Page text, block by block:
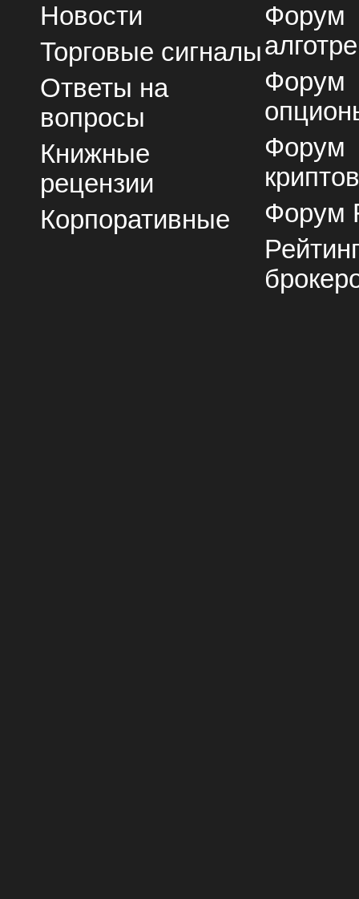
Новости
Торговые сигналы
Ответы на
вопросы
Книжные
рецензии
Корпоративные
Форум
Форум
Форум
Форум